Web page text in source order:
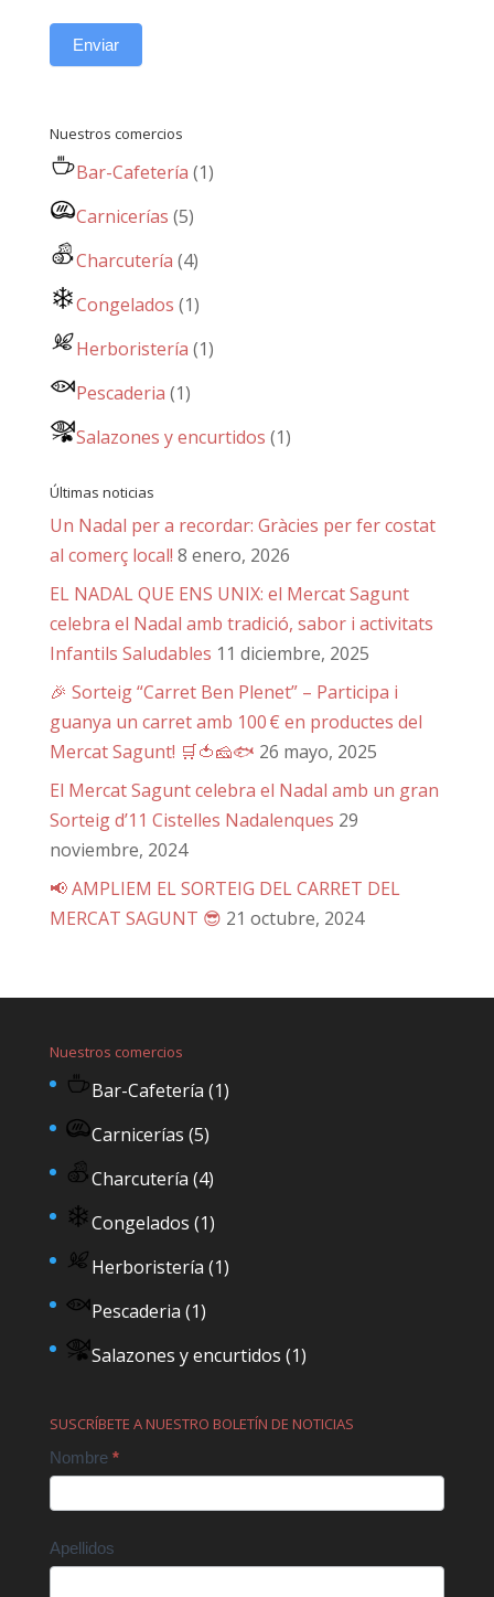
Enviar
Nuestros comercios
Bar-Cafetería (1)
Carnicerías (5)
Charcutería (4)
Congelados (1)
Herboristería (1)
Pescaderia (1)
Salazones y encurtidos (1)
Últimas noticias
Un Nadal per a recordar: Gràcies per fer costat
al comerç local! 8 enero, 2026
EL NADAL QUE ENS UNIX: el Mercat Sagunt
celebra el Nadal amb tradició, sabor i activitats
Infantils Saludables 11 diciembre, 2025
🎉 Sorteig “Carret Ben Plenet” – Participa i
guanya un carret amb 100 € en productes del
Mercat Sagunt! 🛒🍅🧀🐟 26 mayo, 2025
El Mercat Sagunt celebra el Nadal amb un gran
Sorteig d’11 Cistelles Nadalenques 29
noviembre, 2024
📢 AMPLIEM EL SORTEIG DEL CARRET DEL
MERCAT SAGUNT 😎 21 octubre, 2024
Nuestros comercios
Bar-Cafetería (1)
Carnicerías (5)
Charcutería (4)
Congelados (1)
Herboristería (1)
Pescaderia (1)
Salazones y encurtidos (1)
SUSCRÍBETE A NUESTRO BOLETÍN DE NOTICIAS
Contact
Nombre *
Apellidos